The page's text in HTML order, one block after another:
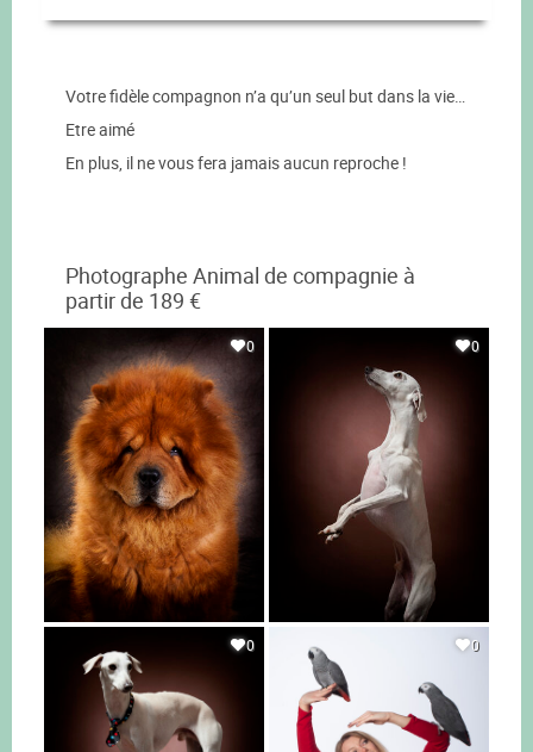
Votre fidèle compagnon n’a qu’un seul but dans la vie…
Etre aimé
En plus, il ne vous fera jamais aucun reproche !
Photographe Animal de compagnie à
partir de 189 €
0 0
0 0